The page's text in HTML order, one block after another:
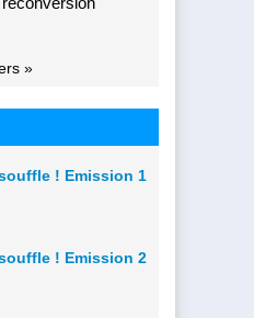
»
! Emission 1
! Emission 2